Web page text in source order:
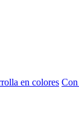
en colores Con